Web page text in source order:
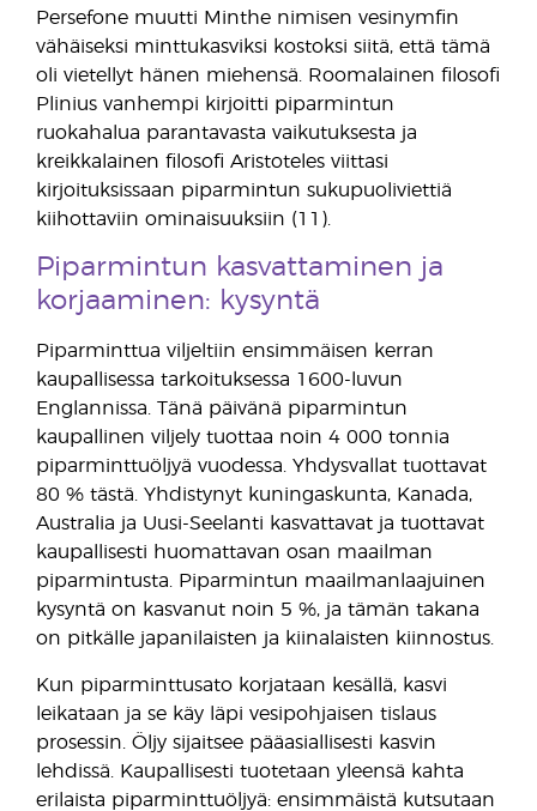
Persefone muutti Minthe nimisen vesinymfin
vähäiseksi minttukasviksi kostoksi siitä, että tämä
oli vietellyt hänen miehensä. Roomalainen filosofi
Plinius vanhempi kirjoitti piparmintun
ruokahalua parantavasta vaikutuksesta ja
kreikkalainen filosofi Aristoteles viittasi
kirjoituksissaan piparmintun sukupuoliviettiä
kiihottaviin ominaisuuksiin (11).
Piparmintun kasvattaminen ja
korjaaminen: kysyntä
Piparminttua viljeltiin ensimmäisen kerran
kaupallisessa tarkoituksessa 1600-luvun
Englannissa. Tänä päivänä piparmintun
kaupallinen viljely tuottaa noin 4 000 tonnia
piparminttuöljyä vuodessa. Yhdysvallat tuottavat
80 % tästä. Yhdistynyt kuningaskunta, Kanada,
Australia ja Uusi-Seelanti kasvattavat ja tuottavat
kaupallisesti huomattavan osan maailman
piparmintusta. Piparmintun maailmanlaajuinen
kysyntä on kasvanut noin 5 %, ja tämän takana
on pitkälle japanilaisten ja kiinalaisten kiinnostus.
Kun piparminttusato korjataan kesällä, kasvi
leikataan ja se käy läpi vesipohjaisen tislaus
prosessin. Öljy sijaitsee pääasiallisesti kasvin
lehdissä. Kaupallisesti tuotetaan yleensä kahta
erilaista piparminttuöljyä: ensimmäistä kutsutaan